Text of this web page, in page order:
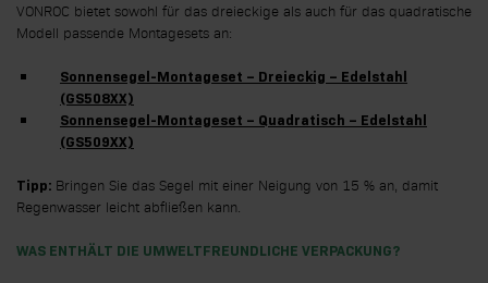
VONROC bietet sowohl für das dreieckige als auch für das quadratische
Modell passende Montagesets an:
Sonnensegel-Montageset – Dreieckig – Edelstahl
(GS508XX)
Sonnensegel-Montageset – Quadratisch – Edelstahl
(GS509XX)
Tipp: Bringen Sie das Segel mit einer Neigung von 15 % an, damit
Regenwasser leicht abfließen kann.
WAS ENTHÄLT DIE UMWELTFREUNDLICHE VERPACKUNG?